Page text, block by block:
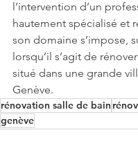
l’intervention d’un
hautement spécialisé et
son domaine s’impose,
lorsqu’il s’agit de
situé dans une grande
Genève.
rénovation salle de bain
genève